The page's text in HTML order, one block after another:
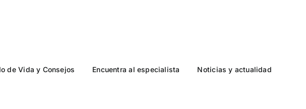
de Vida y Consejos Encuentra al especialista Noticias y actualidad